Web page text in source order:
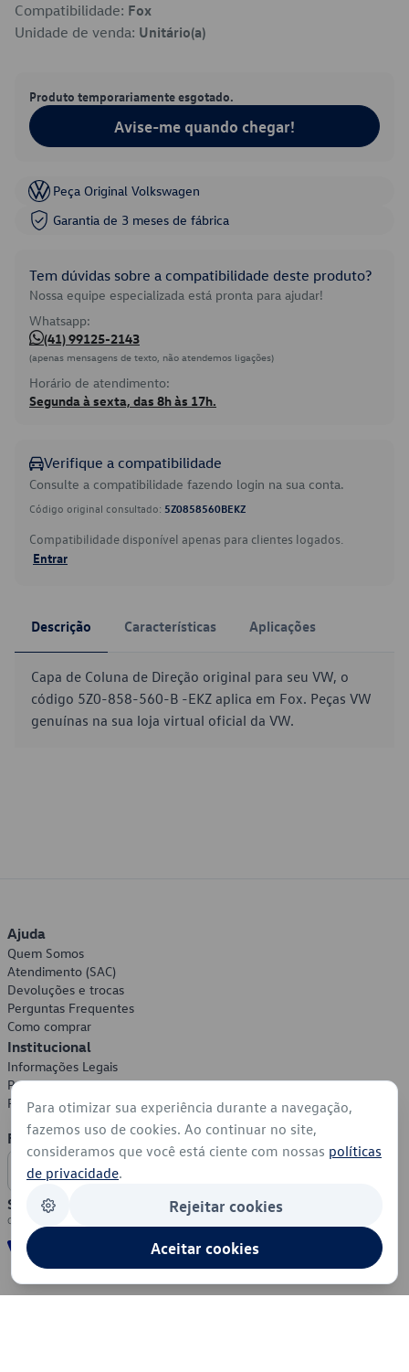
Compatibilidade: Fox
Unidade de venda: Unitário(a)
Produto temporariamente esgotado.
Avise-me quando chegar!
Peça Original Volkswagen
Garantia de 3 meses de fábrica
Tem dúvidas sobre a compatibilidade deste produto?
Nossa equipe especializada está pronta para ajudar!
Whatsapp:
(41) 99125-2143
(apenas mensagens de texto, não atendemos ligações)
Horário de atendimento:
Segunda à sexta, das 8h às 17h.
Verifique a compatibilidade
Consulte a compatibilidade fazendo login na sua conta.
Código original consultado: 5Z0858560BEKZ
Compatibilidade disponível apenas para clientes logados.
Entrar
Descrição Características Aplicações
Capa de Coluna de Direção original para seu VW, o
código 5Z0-858-560-B -EKZ aplica em Fox. Peças VW
genuínas na sua loja virtual oficial da VW.
Ajuda
Quem Somos
Atendimento (SAC)
Devoluções e trocas
Perguntas Frequentes
Como comprar
Institucional
Informações Legais
Política de Privacidade
Política de Cookies
Formas de Pagamento
Segurança
Para otimizar sua experiência durante a navegação,
fazemos uso de cookies. Ao continuar no site,
consideramos que você está ciente com nossas políticas
de privacidade.
Rejeitar cookies
Aceitar cookies